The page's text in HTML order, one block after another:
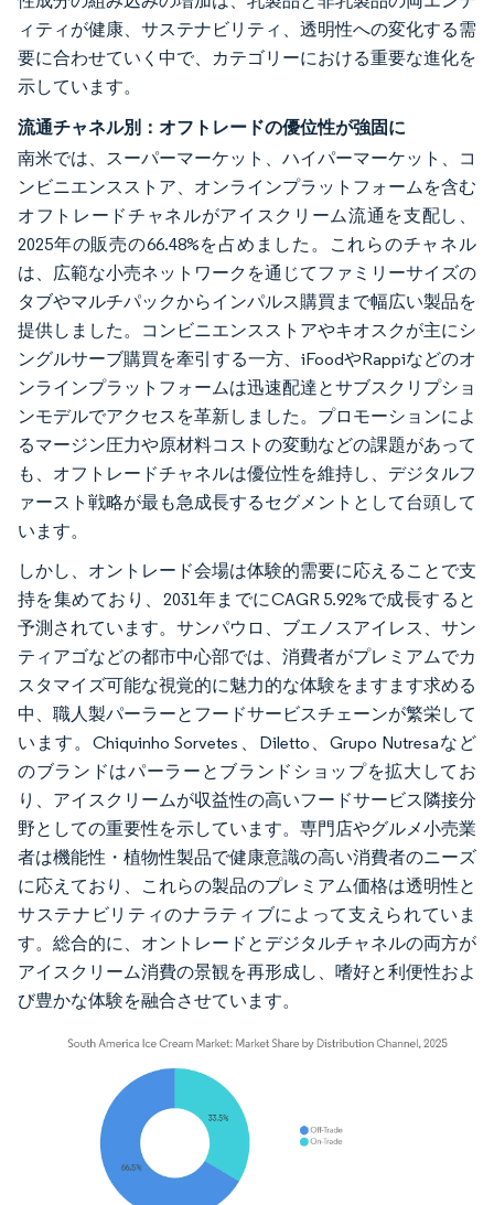
ィティが健康、サステナビリティ、透明性への変化する需
要に合わせていく中で、カテゴリーにおける重要な進化を
示しています。
流通チャネル別：オフトレードの優位性が強固に
南米では、スーパーマーケット、ハイパーマーケット、コ
ンビニエンスストア、オンラインプラットフォームを含む
オフトレードチャネルがアイスクリーム流通を支配し、
2025年の販売の66.48%を占めました。これらのチャネル
は、広範な小売ネットワークを通じてファミリーサイズの
タブやマルチパックからインパルス購買まで幅広い製品を
提供しました。コンビニエンスストアやキオスクが主にシ
ングルサーブ購買を牽引する一方、iFoodやRappiなどのオ
ンラインプラットフォームは迅速配達とサブスクリプショ
ンモデルでアクセスを革新しました。プロモーションによ
るマージン圧力や原材料コストの変動などの課題があって
も、オフトレードチャネルは優位性を維持し、デジタルフ
ァースト戦略が最も急成長するセグメントとして台頭して
います。
しかし、オントレード会場は体験的需要に応えることで支
持を集めており、2031年までにCAGR 5.92%で成長すると
予測されています。サンパウロ、ブエノスアイレス、サン
ティアゴなどの都市中心部では、消費者がプレミアムでカ
スタマイズ可能な視覚的に魅力的な体験をますます求める
中、職人製パーラーとフードサービスチェーンが繁栄して
います。Chiquinho Sorvetes、Diletto、Grupo Nutresaなど
のブランドはパーラーとブランドショップを拡大してお
り、アイスクリームが収益性の高いフードサービス隣接分
野としての重要性を示しています。専門店やグルメ小売業
者は機能性・植物性製品で健康意識の高い消費者のニーズ
に応えており、これらの製品のプレミアム価格は透明性と
サステナビリティのナラティブによって支えられていま
す。総合的に、オントレードとデジタルチャネルの両方が
アイスクリーム消費の景観を再形成し、嗜好と利便性およ
び豊かな体験を融合させています。